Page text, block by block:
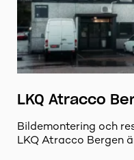
LKQ Atracco
Bildemontering och
LKQ Atracco Bergen